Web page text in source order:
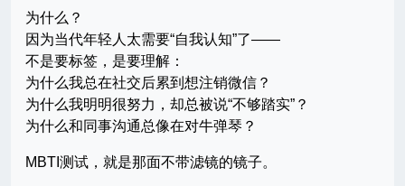
为什么？
因为当代年轻人太需要“自我认知”了——
不是要标签，是要理解：
为什么我总在社交后累到想注销微信？
为什么我明明很努力，却总被说“不够踏实”？
为什么和同事沟通总像在对牛弹琴？
MBTI测试，就是那面不带滤镜的镜子。